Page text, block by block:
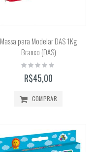
Massa para Modelar DAS 1Kg
Branco (DAS)
Rating:
0%
R$45,00
COMPRAR